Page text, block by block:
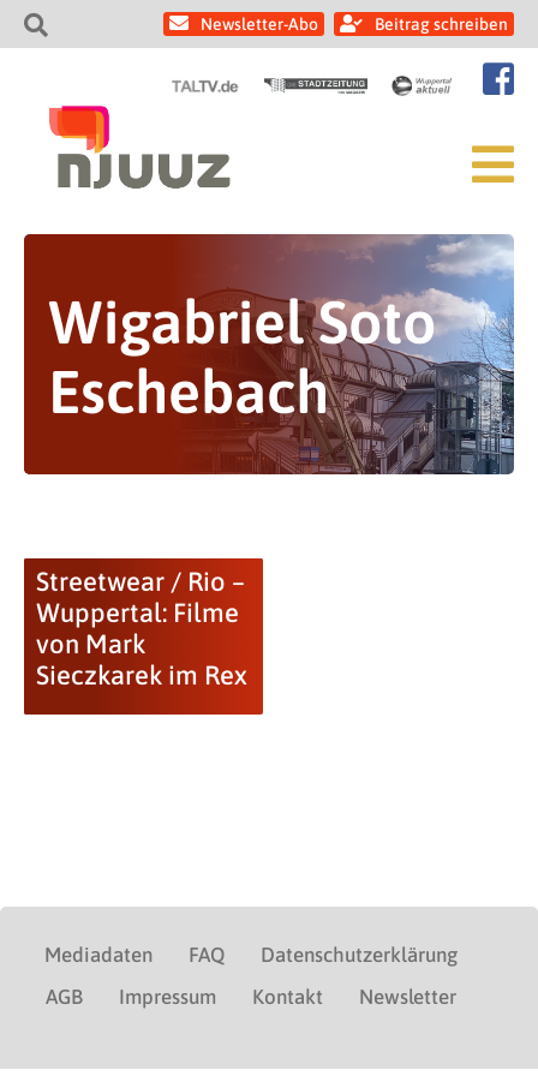
Newsletter-Abo Beitrag schreiben
Wigabriel Soto
Eschebach
Streetwear / Rio –
Wuppertal: Filme
von Mark
Sieczkarek im Rex
Mediadaten FAQ
Datenschutzerklärung
AGB
Impressum Kontakt Newsletter